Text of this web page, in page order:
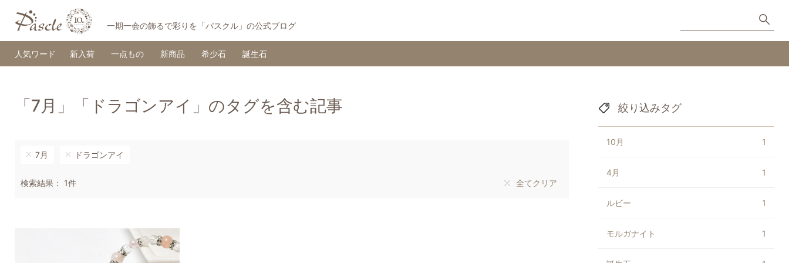
一期一会の飾るで彩りを「パスクル」の公式ブログ
人気ワード 新入荷 一点もの 新商品 希少石 誕生石
「7月」「ドラゴンアイ」のタグを含む記事
7月 ドラゴンアイ
検索結果： 1件 全てクリア
絞り込みタグ
10月 1
4月 1
ルビー 1
モルガナイト 1